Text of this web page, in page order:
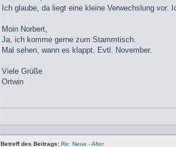
Ich glaube, da liegt eine kleine Verwechslung
Moin Norbert,
Ja, ich komme gerne zum Stammtisch.
Mal sehen, wann es klappt. Evtl. November.
Viele Grüße
Ortwin
Profil
Betreff des Beitrags: Re: Neue - Alter